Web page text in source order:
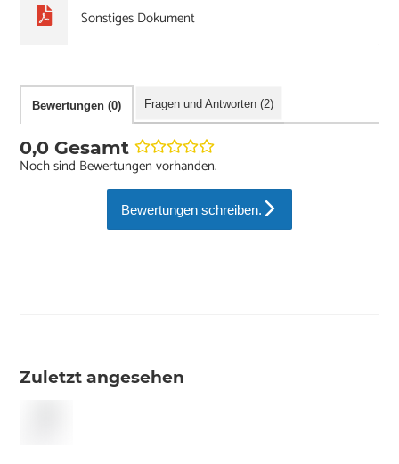
Sonstiges Dokument
Bewertungen (0) Fragen und Antworten (2)
0,0 Gesamt
Noch sind Bewertungen vorhanden.
Bewertungen schreiben.
Zuletzt angesehen